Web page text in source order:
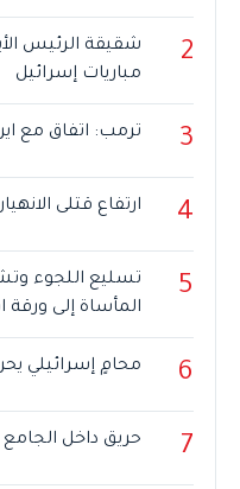
2
شقيقة الرئيس
مباريات إسرائيل
3 ترمب: اتفاق مع ايران
4 ارتفاع قتلى
5
تسليع اللجوء
المأساة إلى
6 محامٍ إسرائيلي
7 حريق داخل